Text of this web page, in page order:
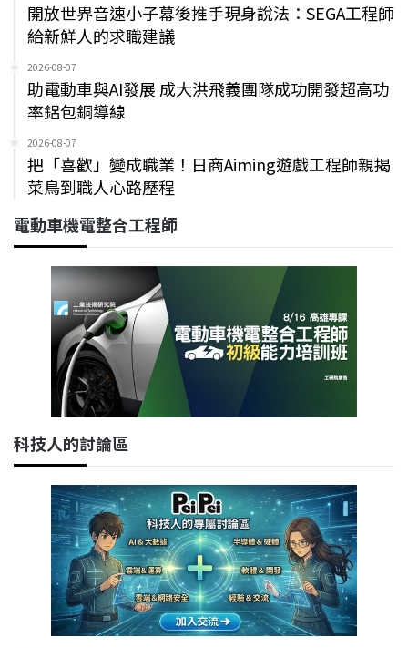
開放世界音速小子幕後推手現身說法：SEGA工程師
給新鮮人的求職建議
2026-08-07
助電動車與AI發展 成大洪飛義團隊成功開發超高功
率鋁包銅導線
2026-08-07
把「喜歡」變成職業！日商Aiming遊戲工程師親揭
菜鳥到職人心路歷程
電動車機電整合工程師
科技人的討論區